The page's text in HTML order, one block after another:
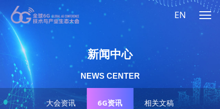
EN
大会资讯 6G资讯 相关文稿
新闻中心
NEWS CENTER